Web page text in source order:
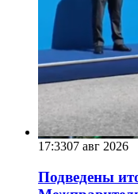
17:3307 авг 2026
Подведены